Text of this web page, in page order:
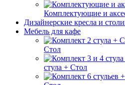
Комплектующие и
Дизайнерские кресла и
Мебель для кафе
Стол
стула + Стол